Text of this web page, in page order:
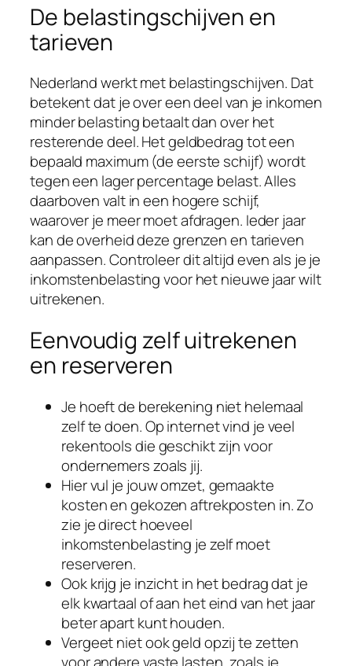
De belastingschijven en
tarieven
Nederland werkt met belastingschijven. Dat
betekent dat je over een deel van je inkomen
minder belasting betaalt dan over het
resterende deel. Het geldbedrag tot een
bepaald maximum (de eerste schijf) wordt
tegen een lager percentage belast. Alles
daarboven valt in een hogere schijf,
waarover je meer moet afdragen. Ieder jaar
kan de overheid deze grenzen en tarieven
aanpassen. Controleer dit altijd even als je je
inkomstenbelasting voor het nieuwe jaar wilt
uitrekenen.
Eenvoudig zelf uitrekenen
en reserveren
Je hoeft de berekening niet helemaal
zelf te doen. Op internet vind je veel
rekentools die geschikt zijn voor
ondernemers zoals jij.
Hier vul je jouw omzet, gemaakte
kosten en gekozen aftrekposten in. Zo
zie je direct hoeveel
inkomstenbelasting je zelf moet
reserveren.
Ook krijg je inzicht in het bedrag dat je
elk kwartaal of aan het eind van het jaar
beter apart kunt houden.
Vergeet niet ook geld opzij te zetten
voor andere vaste lasten, zoals je